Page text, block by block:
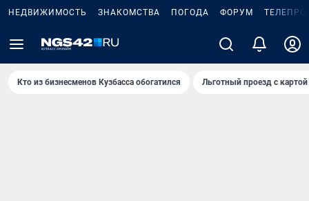
НЕДВИЖИМОСТЬ ЗНАКОМСТВА ПОГОДА ФОРУМ
Кто из бизнесменов Кузбасса обогатился Льготный проезд с